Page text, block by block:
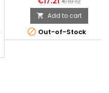
 Add to cart
 Out-of-Stock